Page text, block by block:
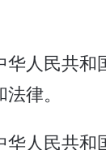
人民共和
律。
人民共和